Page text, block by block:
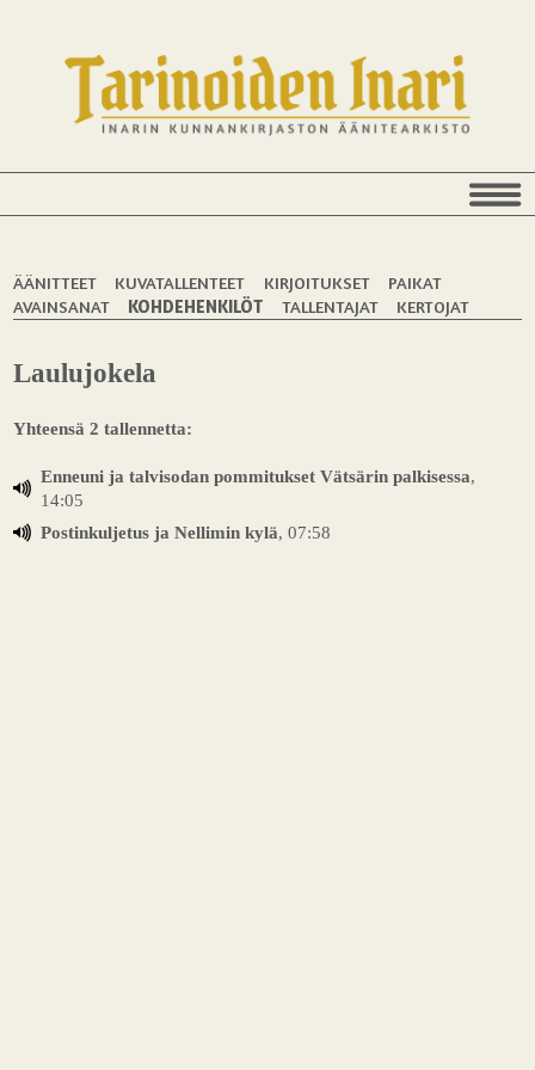
ÄÄNITTEET KUVATALLENTEET KIRJOITUKSET
PAIKAT
AVAINSANAT
KOHDEHENKILÖT TALLENTAJAT KERTOJAT
Laulujokela
Yhteensä 2 tallennetta:
Enneuni ja talvisodan pommitukset Vätsärin palkisessa,
14:05
Postinkuljetus ja Nellimin kylä, 07:58